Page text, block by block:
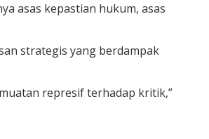
asas kepastian hukum, asas
strategis yang berdampak
represif terhadap kritik,”